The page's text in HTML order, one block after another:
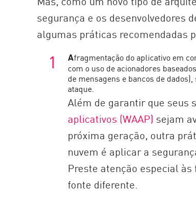
segurança e os desenvolvedores
algumas práticas recomendadas
Afragmentação do aplicativo em
com o uso de acionadores
de mensagens e bancos de
ataque.
Além de garantir que seus
aplicativos (WAAP) sejam
próxima geração, outra
nuvem é aplicar a
Preste atenção especial
fonte diferente.